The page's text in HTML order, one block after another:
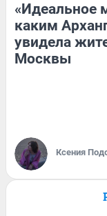
«Идеальное
каким
увидела
Москвы
Ксения